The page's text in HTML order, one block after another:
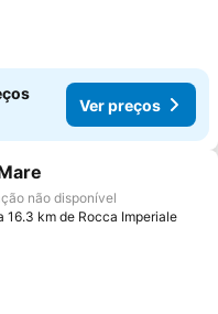
Ver preços
aos favoritos
não disponível
16.3 km de Rocca Imperiale